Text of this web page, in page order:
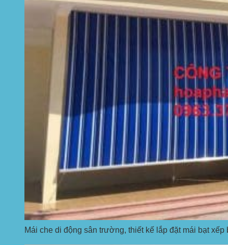
Mái che di động sân trường, thiết kế lắp đặt mái bạt